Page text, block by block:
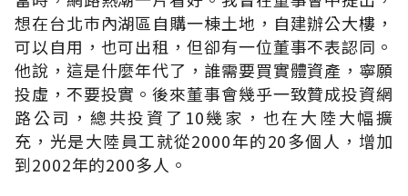
想在台北巿內湖區自購一棟土地，自建辦公大樓，
可以自用，也可出租，但卻有一位董事不表認同。
他說，這是什麼年代了，誰需要買實體資產，寧願
投虛，不要投實。後來董事會幾乎一致贊成投資網
路公司，總共投資了10幾家，也在大陸大幅擴
充，光是大陸員工就從2000年的20多個人，增加
到2002年的200多人。